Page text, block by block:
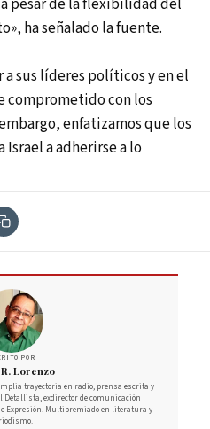
ha señalado la fuente.
a sus líderes políticos y en el
comprometido con los
enfatizamos que los
a adherirse a lo
POR
Lorenzo
trayectoria en radio, prensa escrita y
Detallista, exdirector de comunicación
Expresión. Multipremiado en literatura y